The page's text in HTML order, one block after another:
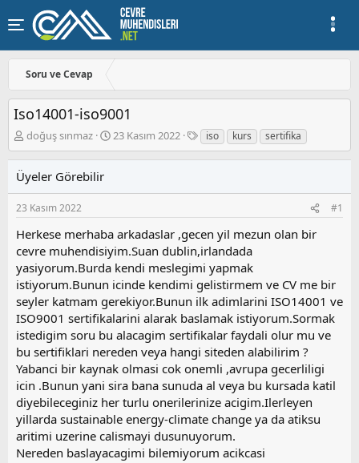
Soru ve Cevap
Iso14001-iso9001
K
o
n
u
y
u
b
a
ş
l
a
t
a
n
doğuş sınmaz
B
a
ş
a
g
ı
ç
t
a
r
i
h
23 Kasım 2022
E
t
i
e
l
e
r
iso kurs sertifika
Üyeler Görebilir
23 Kasım 2022 #1
Herkese merhaba arkadaslar ,gecen yil mezun olan bir
cevre muhendisiyim.Suan dublin,irlandada
yasiyorum.Burda kendi meslegimi yapmak
istiyorum.Bunun icinde kendimi gelistirmem ve CV me bir
seyler katmam gerekiyor.Bunun ilk adimlarini ISO14001 ve
ISO9001 sertifikalarini alarak baslamak istiyorum.Sormak
istedigim soru bu alacagim sertifikalar faydali olur mu ve
bu sertifiklari nereden veya hangi siteden alabilirim ?
Yabanci bir kaynak olmasi cok onemli ,avrupa gecerliligi
icin .Bunun yani sira bana sunuda al veya bu kursada katil
diyebileceginiz her turlu onerilerinize acigim.Ilerleyen
yillarda sustainable energy-climate change ya da atiksu
aritimi uzerine calismayi dusunuyorum.
Nereden baslayacagimi bilemiyorum acikcasi